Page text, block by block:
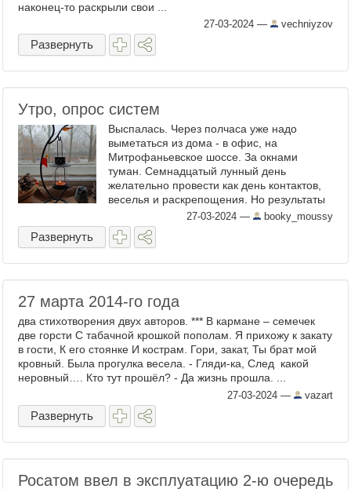
наконец-то раскрыли свои ...
27-03-2024 — vechniyzov
Развернуть
Утро, опрос систем
Выспалась. Через полчаса уже надо
выметаться из дома - в офис, на
Митрофаньевское шоссе. За окнами
туман. Семнадцатый лунный день
желательно провести как день контактов,
веселья и раскрепощения. Но результаты
этого дня могут быть очень разными: на
высшем уровне - выход к познанию ...
27-03-2024 — booky_moussy
Развернуть
27 марта 2014-го года
два стихотворения двух авторов. *** В кармане – семечек
две горсти С табачной крошкой пополам. Я прихожу к закату
в гости, К его стоянке И кострам. Гори, закат, Ты брат мой
кровный. Была прогулка весела. - Гляди-ка, След какой
неровный…. Кто тут прошёл? - Да жизнь прошла. ...
27-03-2024 — vazart
Развернуть
Росатом ввел в эксплуатацию 2-ю очередь